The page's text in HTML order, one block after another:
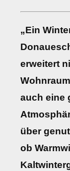
„Ein
erweitert
auch eine
über
ob